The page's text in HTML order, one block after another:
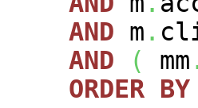
AND m .
AND
( mm
ORDER BY